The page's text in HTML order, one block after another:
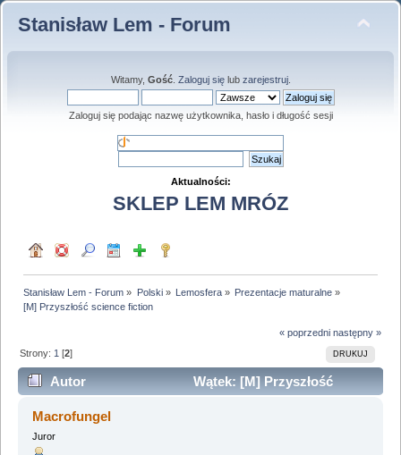
Stanisław Lem - Forum
Witamy, Gość. Zaloguj sięlub zarejestruj.
Zaloguj się podając nazwę użytkownika, hasło i długość sesji
Aktualności:
SKLEP LEM MRÓZ
Stanisław Lem - Forum » Polski» Lemosfera» Prezentacje maturalne »
[M] Przyszłość science fiction
« poprzedni następny »
DRUKUJ
Strony: 1 [2]
Autor
Wątek: [M] Przyszłość
science fiction (Przeczytany 86475 razy)
Macrofungel
Juror